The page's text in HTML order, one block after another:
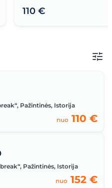
110 €
, Pažintinės, Istorija
nuo 110 €
, Pažintinės, Istorija
nuo 152 €